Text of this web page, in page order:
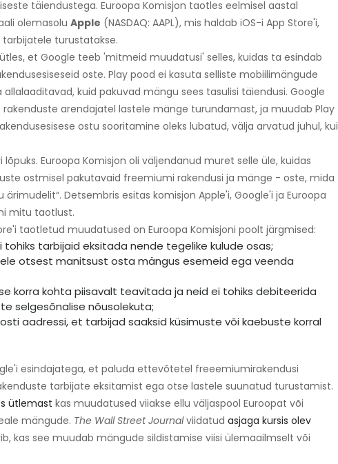
täiendustega. Euroopa Komisjon taotles eelmisel aastal
olemasolu Apple (NASDAQ: AAPL), mis haldab iOS-i App Store'i,
turustatakse.
ütles, et Google teeb 'mitmeid muudatusi' selles, kuidas ta esindab
oste. Play pood ei kasuta selliste mobiilimängude
kuid pakuvad mängu sees tasulisi täiendusi. Google
arendajatel lastele mänge turundamast, ja muudab Play
ostu sooritamine oleks lubatud, välja arvatud juhul, kui
Euroopa Komisjon oli väljendanud muret selle üle, kuidas
ostmisel pakutavaid freemiumi rakendusi ja mänge - oste, mida
ärimudelit“. Detsembris esitas komisjon Apple'i, Google'i ja Euroopa
mitu taotlust.
taotletud muudatused on Euroopa Komisjoni poolt järgmised:
tohiks tarbijaid eksitada nende tegelike kulude osas;
otsest manitsust osta mängus esemeid ega veenda
korra kohta piisavalt teavitada ja neid ei tohiks debiteerida
selgesõnalise nõusolekuta;
aadressi, et tarbijad saaksid küsimuste või kaebuste korral
esindajatega, et paluda ettevõtetel freeemiumirakendusi
tarbijate eksitamist ega otse lastele suunatud turustamist.
ütlemast kas muudatused viiakse ellu väljaspool Euroopat või
mängude. The Wall Street Journalviidatud asjaga kursis olev
kas see muudab mängude sildistamise viisi ülemaailmselt või